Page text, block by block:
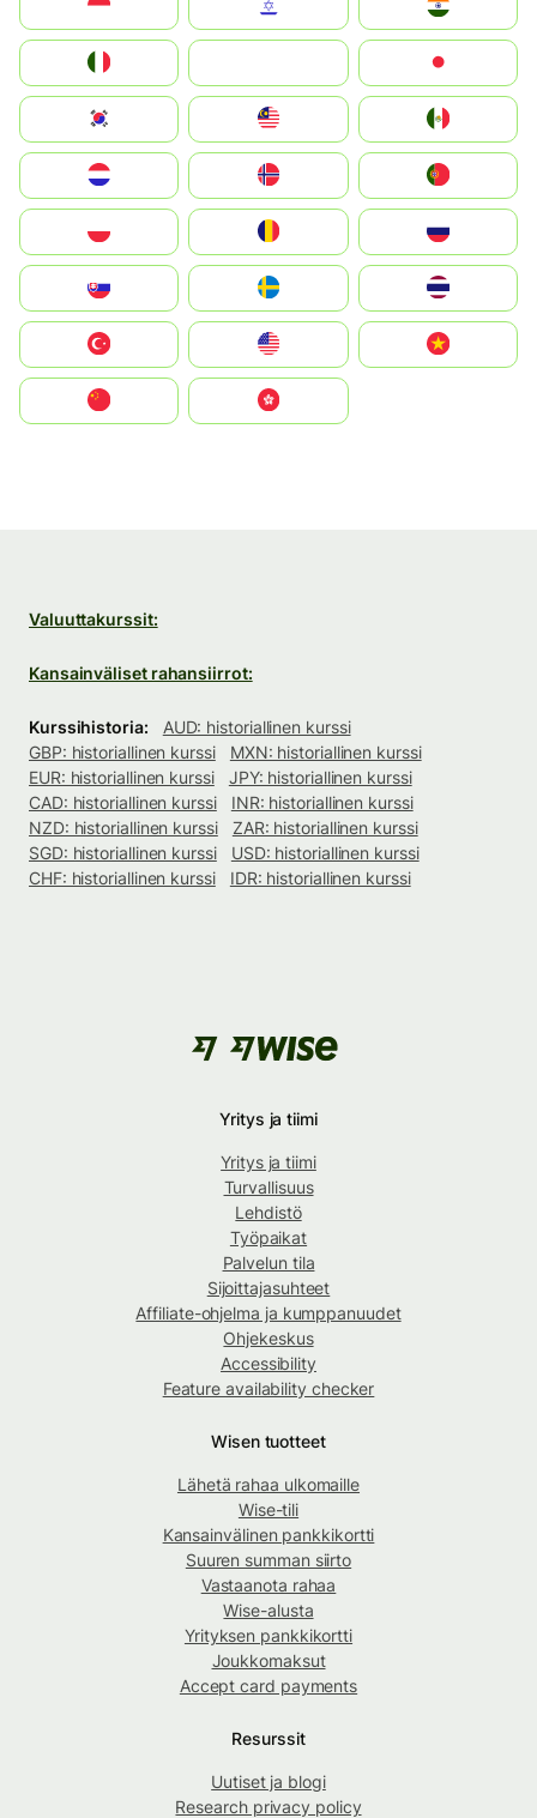
South Korea
United States
中國香港特別行政區
Valuuttakurssit:
Kansainväliset rahansiirrot:
Kurssihistoria:
AUD: historiallinen kurssi
GBP: historiallinen kurssi
MXN: historiallinen kurssi
EUR: historiallinen kurssi
JPY: historiallinen kurssi
CAD: historiallinen kurssi
INR: historiallinen kurssi
NZD: historiallinen kurssi
ZAR: historiallinen kurssi
SGD: historiallinen kurssi
USD: historiallinen kurssi
CHF: historiallinen kurssi
IDR: historiallinen kurssi
Yritys ja tiimi
Yritys ja tiimi
Turvallisuus
Lehdistö
Työpaikat
Palvelun tila
Sijoittajasuhteet
Affiliate-ohjelma ja kumppanuudet
Ohjekeskus
Accessibility
Feature availability checker
Wisen tuotteet
Lähetä rahaa ulkomaille
Wise-tili
Kansainvälinen pankkikortti
Suuren summan siirto
Vastaanota rahaa
Wise-alusta
Yrityksen pankkikortti
Joukkomaksut
Accept card payments
Resurssit
Uutiset ja blogi
Research privacy policy